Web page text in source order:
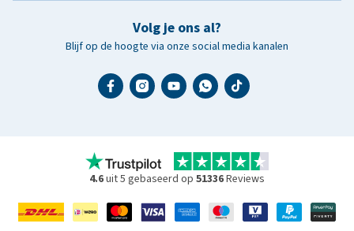
Volg je ons al?
Blijf op de hoogte via onze social media kanalen
4.6uit 5 gebaseerd op 51336Reviews